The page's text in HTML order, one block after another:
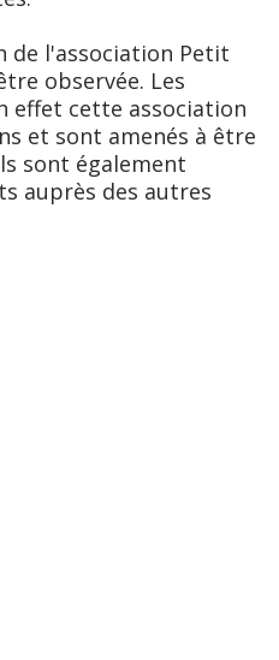
de l'association Petit
observée. Les
effet cette association
et sont amenés à être
sont également
auprès des autres